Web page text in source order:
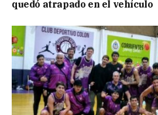
quedó atrapado en el vehículo